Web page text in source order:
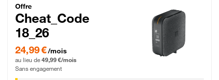
Cheat_Code Fibre_18_26
Offre
Cheat_Code
18_26
24,99 € par mois pendant 0 mois puis 49,99 € par mois, Sans engagement
24,99 €/mois
au lieu de 49,99 €/mois
Sans engagement